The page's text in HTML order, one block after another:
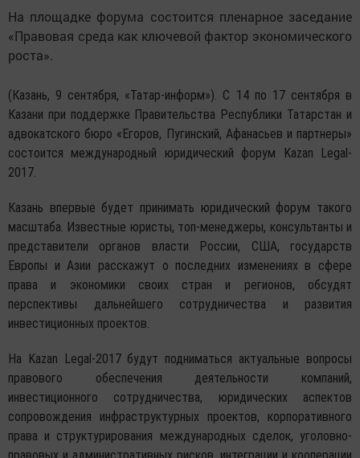
На площадке форума состоится пленарное заседание
«Правовая среда как ключевой фактор экономического
роста».
(Казань, 9 сентября, «Татар-информ»). С 14 по 17 сентября в
Казани при поддержке Правительства Республики Татарстан и
адвокатского бюро «Егоров, Пугинский, Афанасьев и партнеры»
состоится международный юридический форум Kazan Legal-
2017.
Казань впервые будет принимать юридический форум такого
масштаба. Известные юристы, топ-менеджеры, консультанты и
представители органов власти России, США, государств
Европы и Азии расскажут о последних изменениях в сфере
права и экономики своих стран и регионов, обсудят
перспективы дальнейшего сотрудничества и развития
инвестиционных проектов.
На Kazan Legal-2017 будут подниматься актуальные вопросы
правового обеспечения деятельности компаний,
инвестиционного сотрудничества, юридических аспектов
сопровождения инфраструктурных проектов, корпоративного
права и структурирования международных сделок, уголовно-